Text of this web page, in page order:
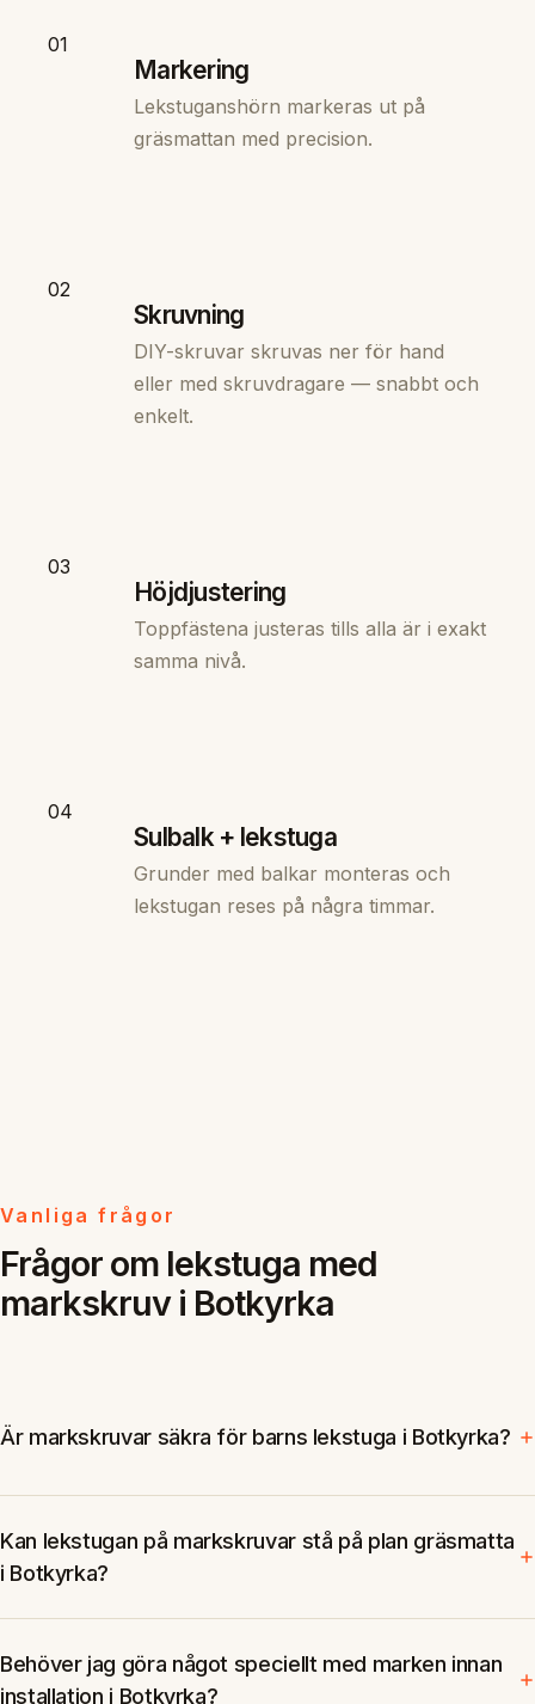
01
Markering
Lekstuganshörn markeras ut på
gräsmattan med precision.
02
Skruvning
DIY-skruvar skruvas ner för hand
eller med skruvdragare — snabbt och
enkelt.
03
Höjdjustering
Toppfästena justeras tills alla är i exakt
samma nivå.
04
Sulbalk + lekstuga
Grunder med balkar monteras och
lekstugan reses på några timmar.
Vanliga frågor
Frågor om lekstuga med
markskruv i Botkyrka
Är markskruvar säkra för barns lekstuga i Botkyrka?
Kan lekstugan på markskruvar stå på plan gräsmatta
i Botkyrka?
Behöver jag göra något speciellt med marken innan
installation i Botkyrka?